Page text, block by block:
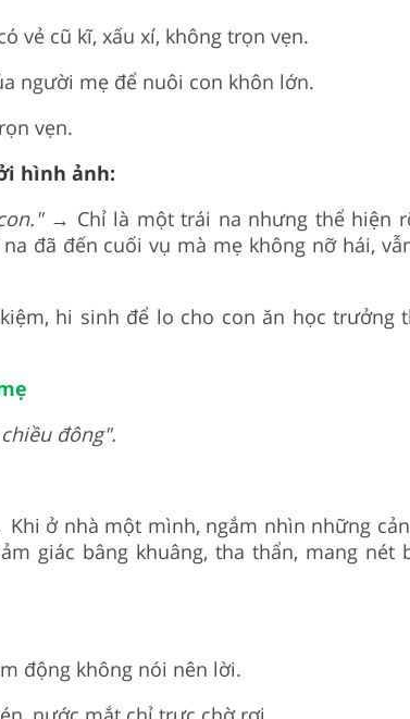
vẻ cũ kĩ, xấu xí, không trọn vẹn.
người mẹ để nuôi con khôn lớn.
vẹn.
hình ảnh:
→ Chỉ là một trái na nhưng thể hiện
đã đến cuối vụ mà mẹ không nỡ hái,
hi sinh để lo cho con ăn học trưởng
đông".
Khi ở nhà một mình, ngắm nhìn những
giác bâng khuâng, tha thẩn, mang nét
động không nói nên lời.